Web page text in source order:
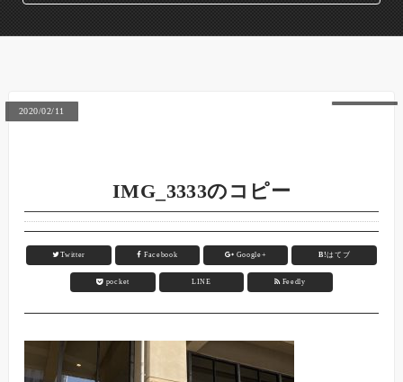
2020/02/11
IMG_3333のコピー
Twitter Facebook Google+ B!はてブ
pocket LINE Feedly